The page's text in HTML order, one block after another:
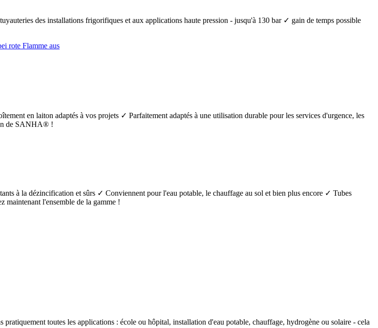
des installations frigorifiques et aux applications haute pression - jusqu'à 130 bar ✓ gain de temps possible
en laiton adaptés à vos projets ✓ Parfaitement adaptés à une utilisation durable pour les services d'urgence, les
de SANHA® !
à la dézincification et sûrs ✓ Conviennent pour l'eau potable, le chauffage au sol et bien plus encore ✓ Tubes
l'ensemble de la gamme !
toutes les applications : école ou hôpital, installation d'eau potable, chauffage, hydrogène ou solaire - cela